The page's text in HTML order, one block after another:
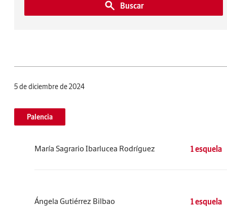
Buscar
5 de diciembre de 2024
Palencia
María Sagrario Ibarlucea Rodríguez 1 esquela
Ángela Gutiérrez Bilbao 1 esquela